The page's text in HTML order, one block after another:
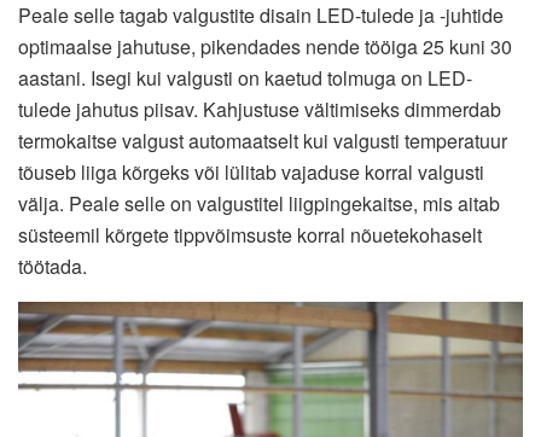
Peale selle tagab valgustite disain LED-tulede ja -juhtide
optimaalse jahutuse, pikendades nende tööiga 25 kuni 30
aastani. Isegi kui valgusti on kaetud tolmuga on LED-
tulede jahutus piisav. Kahjustuse vältimiseks dimmerdab
termokaitse valgust automaatselt kui valgusti temperatuur
tõuseb liiga kõrgeks või lülitab vajaduse korral valgusti
välja. Peale selle on valgustitel liigpingekaitse, mis aitab
süsteemil kõrgete tippvõimsuste korral nõuetekohaselt
töötada.